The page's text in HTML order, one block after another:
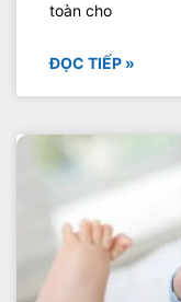
toàn cho
ĐỌC TIẾP »